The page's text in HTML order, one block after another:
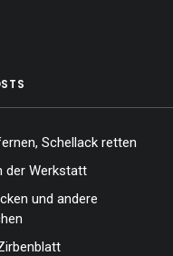
Schellack retten
der Werkstatt
und andere